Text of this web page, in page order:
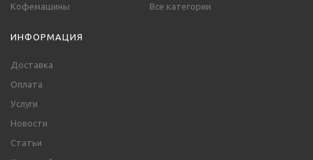
Кофемашины
Все категории
ИНФОРМАЦИЯ
Доставка
Оплата
Услуги
Новости
Статьи